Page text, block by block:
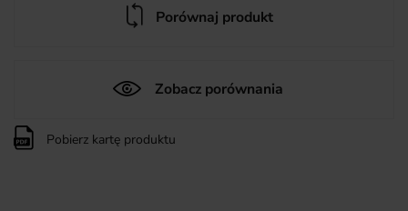
Porównaj produkt
Zobacz porównania
Pobierz kartę produktu